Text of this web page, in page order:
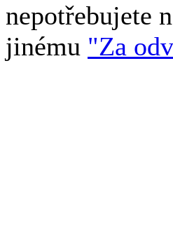
nepotřebujete
jinému "Za